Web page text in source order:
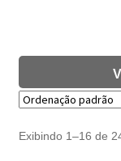
Exibindo 1–16 de